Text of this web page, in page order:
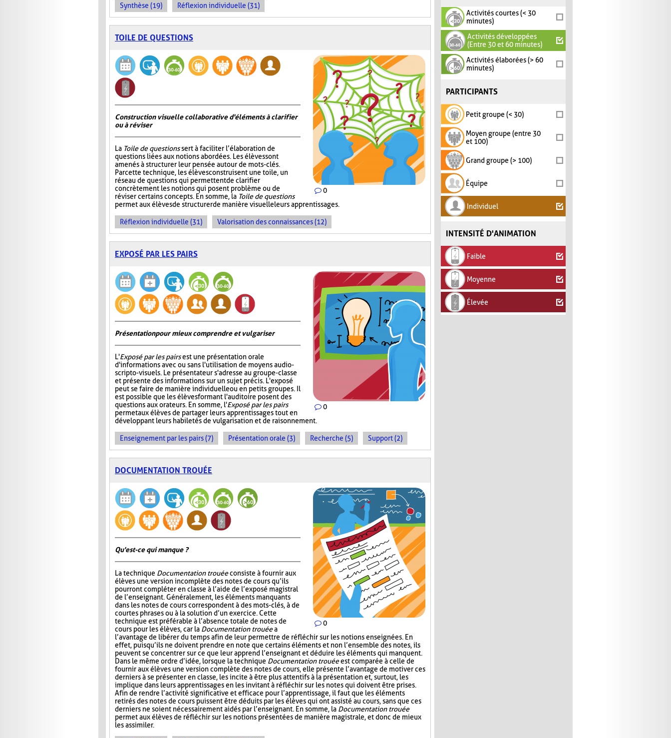
Activités courtes (< 30
minutes)
Activités développées
(Entre 30 et 60 minutes)
Activités élaborées (> 60
minutes)
PARTICIPANTS
Petit groupe (< 30)
Moyen groupe (entre 30
et 100)
Grand groupe (> 100)
Équipe
Individuel
INTENSITÉ D'ANIMATION
Faible
Moyenne
Élevée
Synthèse (19) Réflexion individuelle (31)
TOILE DE QUESTIONS
0
Construction visuelle collaborative d'éléments à clarifier
ou à réviser
La Toile de questionssert à faciliter l’élaboration de
questions liées aux notions abordées. Les élèves sont
amenés à structurer leur pensée autour de mots-clés.
Par cette technique, les élèves construisent une toile, un
réseau de questions qui permettent de clarifier
concrètement les notions qui posent problème ou de
réviser certains concepts. En somme, la Toile de questions
permet aux élèves de structurer de manière visuelle leurs apprentissages.
Réflexion individuelle (31) Valorisation des connaissances (12)
EXPOSÉ PAR LES PAIRS
0
Présentation pour mieux comprendre et vulgariser
L'Exposé par les pairsest une présentation orale
d'informations avec ou sans l'utilisation de moyens audio-
scripto-visuels. Le présentateur s'adresse au groupe-classe
et présente des informations sur un sujet précis. L'exposé
peut se faire de manière individuelle ou en petits groupes. Il
est possible que les élèves formant l'auditoire posent des
questions aux orateurs. En somme, l'Exposé par les pairs
permet aux élèves de partager leurs apprentissages tout en
développant leurs habiletés de vulgarisation et de raisonnement.
Enseignement par les pairs (7) Présentation orale (3) Recherche (5) Support (2)
DOCUMENTATION TROUÉE
0
Qu'est-ce qui manque ?
La technique Documentation trouéeconsiste à fournir aux
élèves une version incomplète des notes de cours qu’ils
pourront compléter en classe à l’aide de l’exposé magistral
de l’enseignant. Généralement, les éléments manquants
dans les notes de cours correspondent à des mots-clés, à de
courtes phrases ou à la solution d’un exercice. Cette
technique est préférable à l’absence totale de notes de
cours pour les élèves, car la Documentation trouéea
l’avantage de libérer du temps afin de leur permettre de réfléchir sur les notions enseignées. En
effet, puisqu’ils ne doivent prendre en note que certains éléments et non l’ensemble des notes, ils
peuvent se concentrer sur ce que leur apprend l’enseignant et déduire les éléments qui manquent.
Dans le même ordre d’idée, lorsque la technique Documentation trouéeest comparée à celle de
fournir aux élèves une version complète des notes de cours, elle présente l’avantage de motiver ces
derniers à se présenter en classe, les incite à être plus attentifs à la présentation et, surtout, les
implique dans leurs apprentissages en les invitant à réfléchir sur les notes qui doivent être prises.
Afin de rendre l’activité significative et efficace pour l’apprentissage, il faut que les éléments
retirés des notes de cours puissent être déduits par les élèves qui ont assisté au cours, sans que ces
derniers ne soient nécessairement aidés par l’enseignant. En somme, la Documentation trouée
permet aux élèves de réfléchir sur les notions présentées de manière magistrale, et donc de mieux
les assimiler.